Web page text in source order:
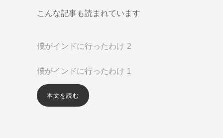
こんな記事も読まれています
僕がインドに行ったわけ 2
僕がインドに行ったわけ 1
本文を読む